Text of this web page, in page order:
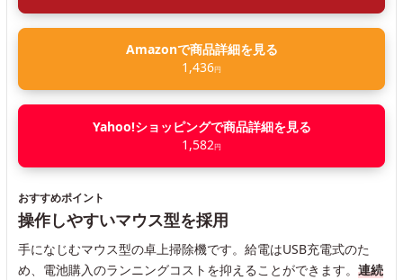
Amazonで商品詳細を見る
1,436円
Yahoo!ショッピングで商品詳細を見る
1,582円
おすすめポイント
操作しやすいマウス型を採用
手になじむマウス型の卓上掃除機です。給電はUSB充電式のた
め、電池購入のランニングコストを抑えることができます。 連続